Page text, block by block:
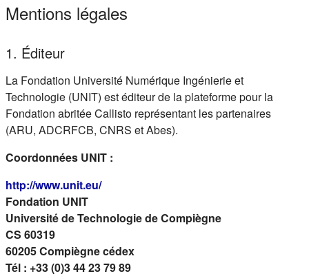
Mentions légales
1. Éditeur
La Fondation Université Numérique Ingénierie et
Technologie (UNIT) est éditeur de la plateforme pour la
Fondation abritée Callisto représentant les partenaires
(ARU, ADCRFCB, CNRS et Abes).
Coordonnées UNIT :
http://www.unit.eu/(s'ouvre dans un nouvel onglet)
Fondation UNIT
Université de Technologie de Compiègne
CS 60319
60205 Compiègne cédex
Tél : +33 (0)3 44 23 79 89